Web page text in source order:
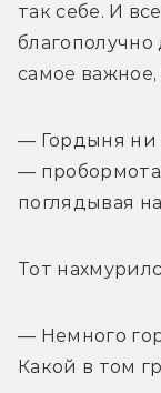
так себе. И
самое важное,
— Гордыня ни
—
поглядывая
Тот
— Немного
Какой в том